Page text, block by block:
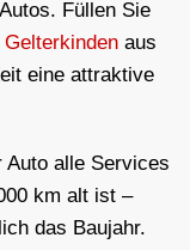
Füllen Sie
aus
eine attraktive
alle Services
km alt ist –
das Baujahr.